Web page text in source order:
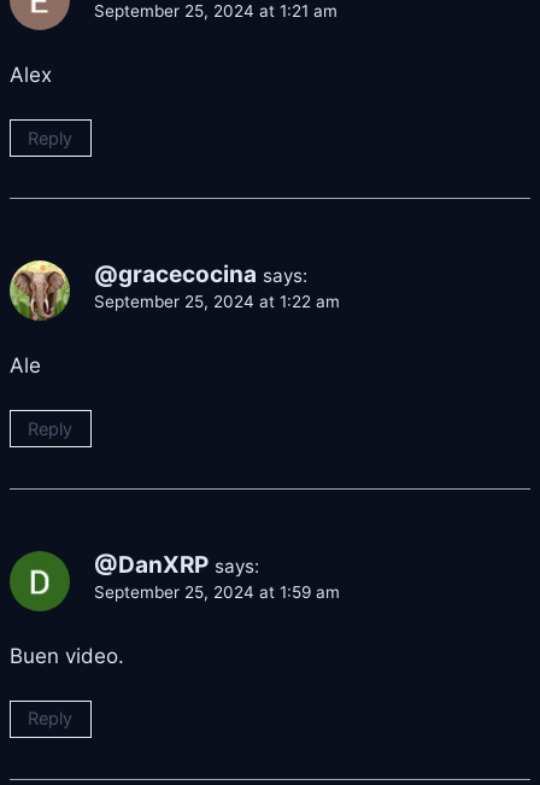
September 25, 2024 at 1:21 am
Alex
Reply
@gracecocina says:
September 25, 2024 at 1:22 am
Ale
Reply
@DanXRP says:
September 25, 2024 at 1:59 am
Buen video.
Reply